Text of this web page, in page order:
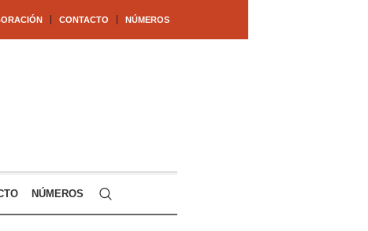
CONTACTO NÚMEROS
NÚMEROS